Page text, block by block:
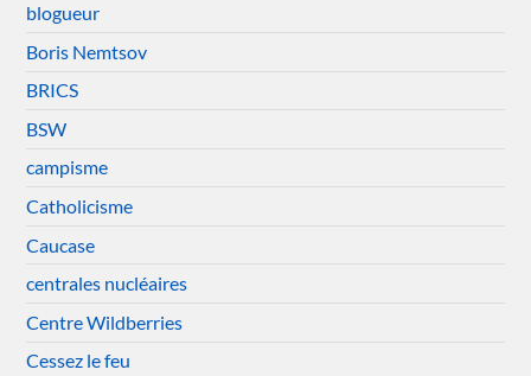
blogueur
Boris Nemtsov
BRICS
BSW
campisme
Catholicisme
Caucase
centrales nucléaires
Centre Wildberries
Cessez le feu